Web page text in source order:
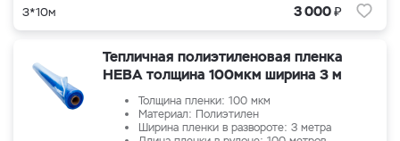
3*10м 3 000₽
Тепличная полиэтиленовая пленка
НЕВА толщина 100мкм ширина 3 м
Толщина пленки: 100 мкм
Материал: Полиэтилен
Ширина пленки в развороте: 3 метра